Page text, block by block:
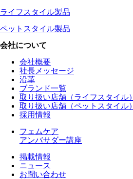
ライフスタイル製品
ペットスタイル製品
会社について
会社概要
社長メッセージ
沿革
ブランド一覧
取り扱い店舗（ライフスタイル）
取り扱い店舗（ペットスタイル）
採用情報
フェムケア
アンバサダー講座
掲載情報
ニュース
お問い合わせ